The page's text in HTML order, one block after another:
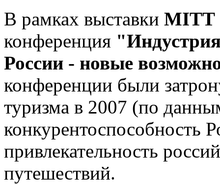
В рамках выставки MITT
конференция
России - новые
конференции были
туризма в 2007 (по
конкурентоспособность
привлекательность
путешествий.